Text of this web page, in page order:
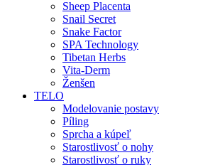
Sheep Placenta
Snail Secret
Snake Factor
SPA Technology
Tibetan Herbs
Vita-Derm
Ženšen
TELO
Modelovanie postavy
Píling
Sprcha a kúpeľ
Starostlivosť o nohy
Starostlivosť o ruky